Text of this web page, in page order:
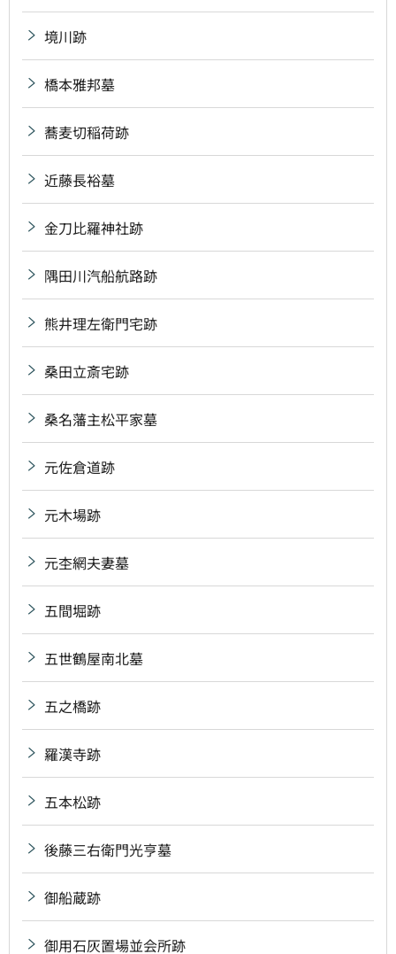
境川跡
橋本雅邦墓
蕎麦切稲荷跡
近藤長裕墓
金刀比羅神社跡
隅田川汽船航路跡
熊井理左衛門宅跡
桑田立斎宅跡
桑名藩主松平家墓
元佐倉道跡
元木場跡
元杢網夫妻墓
五間堀跡
五世鶴屋南北墓
五之橋跡
羅漢寺跡
五本松跡
後藤三右衛門光亨墓
御船蔵跡
御用石灰置場並会所跡